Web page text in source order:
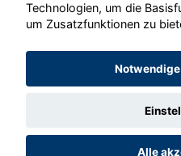
©
Technologien, um die
um Zusatzfunktionen zu
Alle